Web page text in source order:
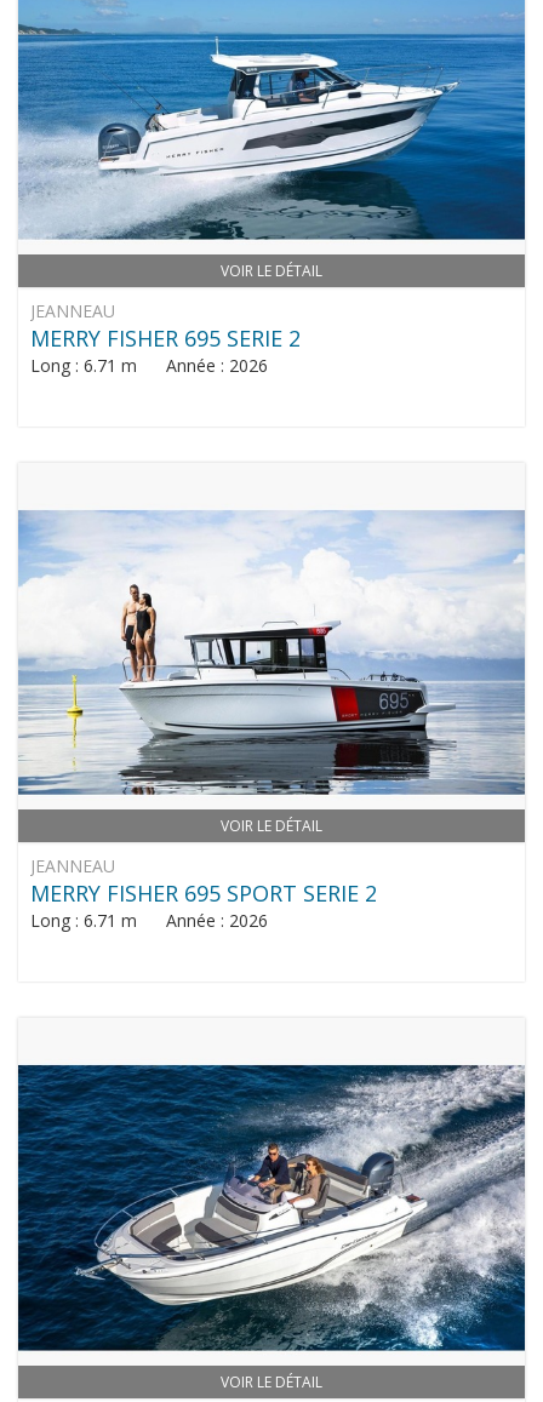
VOIR LE DÉTAIL
JEANNEAU
MERRY FISHER 695 SERIE 2
Long : 6.71 m Année : 2026
VOIR LE DÉTAIL
JEANNEAU
MERRY FISHER 695 SPORT SERIE 2
Long : 6.71 m Année : 2026
VOIR LE DÉTAIL